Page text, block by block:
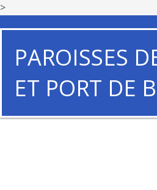
>
PAROISSES
ET PORT DE